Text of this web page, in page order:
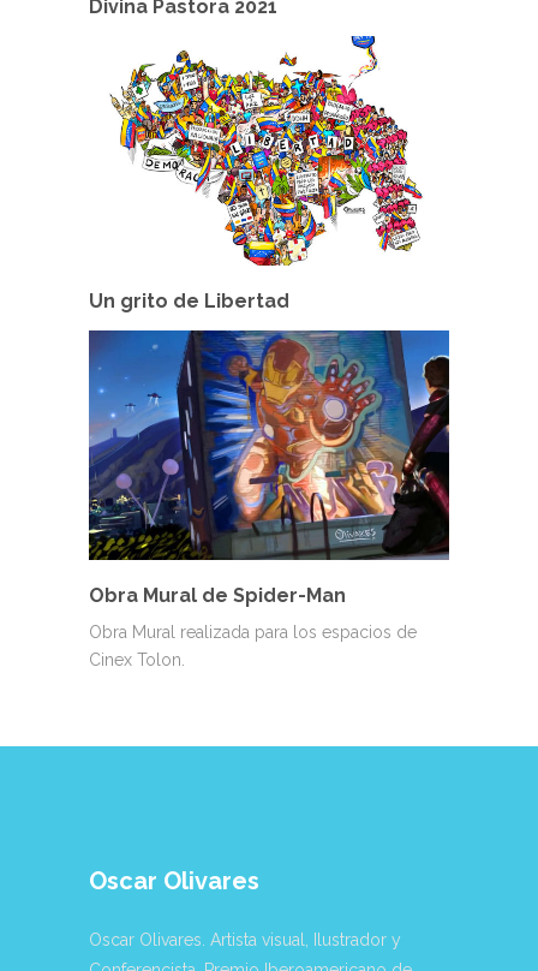
Divina Pastora 2021
Un grito de Libertad
Obra Mural de Spider-Man
Obra Mural realizada para los espacios de
Cinex Tolon.
Oscar Olivares
Oscar Olivares. Artista visual, Ilustrador y